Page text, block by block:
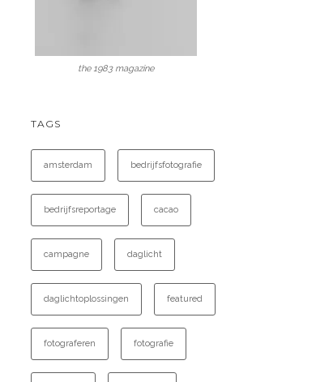
the 1983 magazine
TAGS
amsterdam bedrijfsfotografie
bedrijfsreportage cacao
campagne daglicht
daglichtoplossingen featured
fotograferen fotografie